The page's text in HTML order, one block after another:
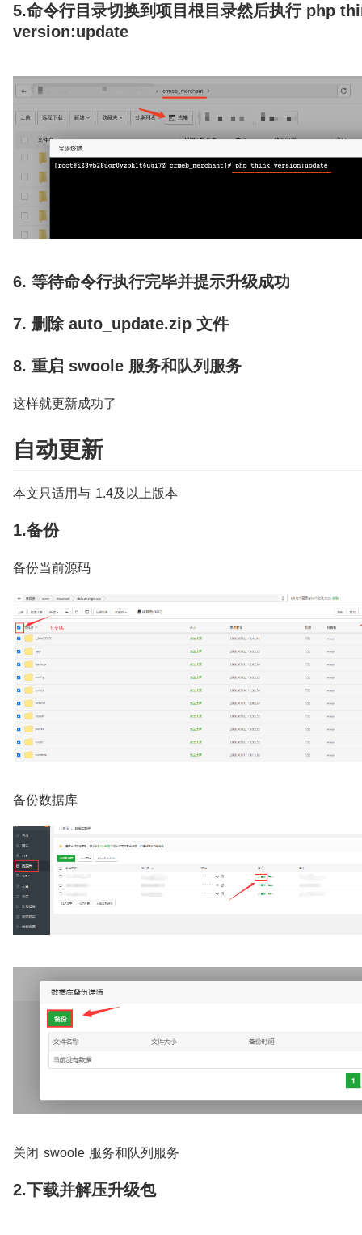
5.命令行目录切换到项目根目录然后执行 php
version:update
6. 等待命令行执行完毕并提示升级成功
7. 删除 auto_update.zip 文件
8. 重启 swoole 服务和队列服务
这样就更新成功了
自动更新
本文只适用与 1.4及以上版本
1.备份
备份当前源码
备份数据库
关闭 swoole 服务和队列服务
2.下载并解压升级包